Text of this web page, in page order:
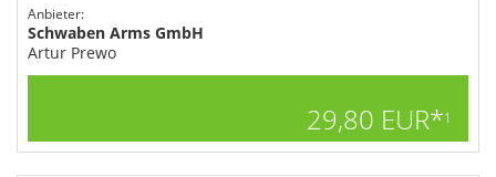
Anbieter:
Schwaben Arms GmbH
Artur Prewo
29,80 EUR*1